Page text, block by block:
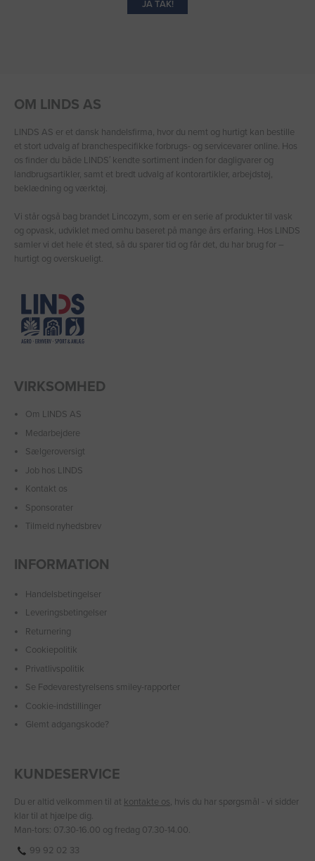
JA TAK!
OM LINDS AS
LINDS AS er et dansk handelsfirma, hvor du nemt og hurtigt kan bestille
et stort udvalg af branchespecifikke forbrugs- og servicevarer online. Hos
os finder du både LINDS′ kendte sortiment inden for dagligvarer og
landbrugsartikler, samt et bredt udvalg af kontorartikler, arbejdstøj,
beklædning og værktøj.
Vi står også bag brandet Lincozym, som er en serie af produkter til vask
og opvask, udviklet med omhu baseret på mange års erfaring. Hos LINDS
samler vi det hele ét sted, så du sparer tid og får det, du har brug for –
hurtigt og overskueligt.
VIRKSOMHED
Om LINDS AS
Medarbejdere
Sælgeroversigt
Job hos LINDS
Kontakt os
Sponsorater
Tilmeld nyhedsbrev
INFORMATION
Handelsbetingelser
Leveringsbetingelser
Returnering
Cookiepolitik
Privatlivspolitik
Se Fødevarestyrelsens smiley-rapporter
Cookie-indstillinger
Glemt adgangskode?
KUNDESERVICE
Du er altid velkommen til at kontakte os, hvis du har spørgsmål - vi sidder
klar til at hjælpe dig.
Man-tors: 07.30-16.00 og fredag 07.30-14.00.
99 92 02 33